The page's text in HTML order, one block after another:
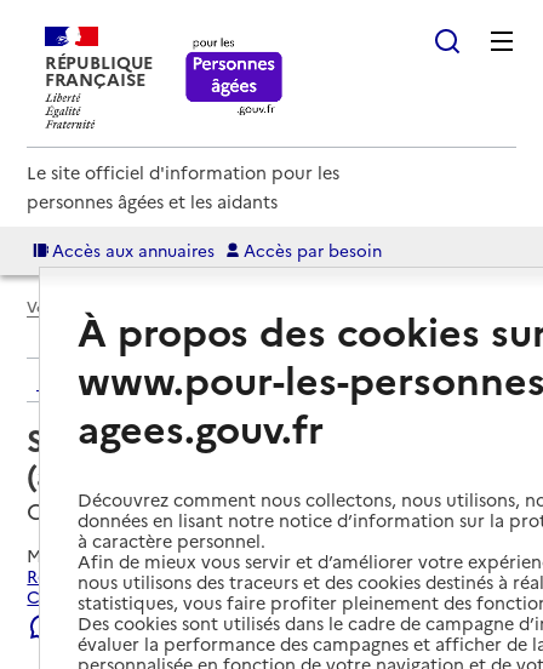
RÉPUBLIQUE
FRANÇAISE
Le site officiel d'information pour les
personnes âgées et les aidants
Accès aux annuaires Accès par besoin
Voir le fil d’Ariane
Retour aux résultats de l'annuaire
Service autonomie à domicile
(aide) – ADAR
Condé-en-Normandie, CALVADOS
Mis à jour le22/07/2026
Rechercher les établissements et services autour de
Condé-en-Normandie.
Signaler une erreur
À propos des cookies
www.pour-les-
agees.gouv.fr
Découvrez comment nous collectons, nous utilisons,
données en lisant notre notice d’information sur la
à caractère personnel.
Afin de mieux vous servir et d’améliorer votre
nous utilisons des traceurs et des cookies destinés à
statistiques, vous faire profiter pleinement des
Des cookies sont utilisés dans le cadre de campagne
évaluer la performance des campagnes et afficher de